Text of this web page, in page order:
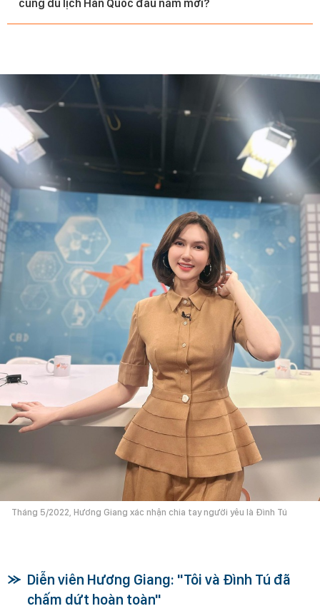
cùng du lịch Hàn Quốc đầu năm mới?
Tháng 5/2022, Hương Giang xác nhận chia tay người yêu là Đình Tú
Diễn viên Hương Giang: "Tôi và Đình Tú đã
chấm dứt hoàn toàn"